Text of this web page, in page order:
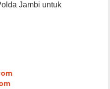
Jambi untuk